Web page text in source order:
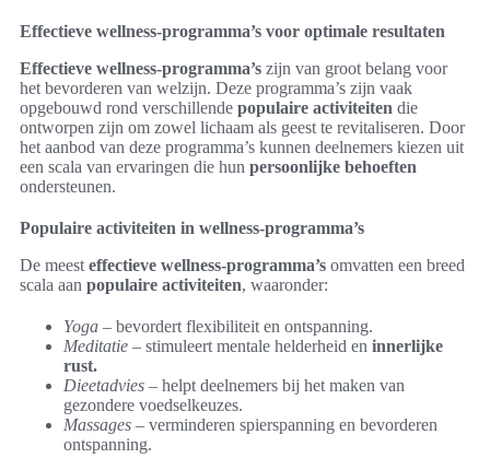
Effectieve wellness-programma’s voor optimale resultaten
Effectieve wellness-programma’s zijn van groot belang voor
het bevorderen van welzijn. Deze programma’s zijn vaak
opgebouwd rond verschillende populaire activiteiten die
ontworpen zijn om zowel lichaam als geest te revitaliseren. Door
het aanbod van deze programma’s kunnen deelnemers kiezen uit
een scala van ervaringen die hun persoonlijke behoeften
ondersteunen.
Populaire activiteiten in wellness-programma’s
De meest effectieve wellness-programma’s omvatten een breed
scala aan populaire activiteiten, waaronder:
Yoga – bevordert flexibiliteit en ontspanning.
Meditatie – stimuleert mentale helderheid en innerlijke
rust.
Dieetadvies – helpt deelnemers bij het maken van
gezondere voedselkeuzes.
Massages – verminderen spierspanning en bevorderen
ontspanning.